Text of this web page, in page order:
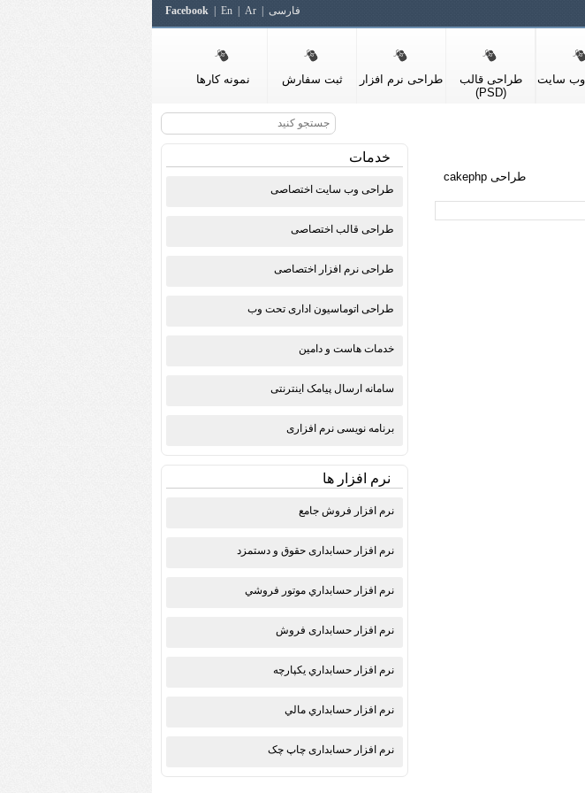
Facebook En Ar فارسی
سایت
طراحی قالب
(PSD)
طراحی نرم افزار ثبت سفارش نمونه کارها
طراحی cakephp
خدمات
طراحی وب سایت اختصاصی
طراحی قالب اختصاصی
طراحی نرم افزار اختصاصی
طراحی اتوماسیون اداری تحت وب
خدمات هاست و دامین
سامانه ارسال پیامک اینترنتی
برنامه نویسی نرم افزاری
نرم افزار ها
نرم افزار فروش جامع
نرم افزار حسابداری حقوق و دستمزد
نرم افزار حسابداري موتور فروشي
نرم افزار حسابداری فروش
نرم افزار حسابداري يكپارچه
نرم افزار حسابداري مالي
نرم افزار حسابداری چاپ چک